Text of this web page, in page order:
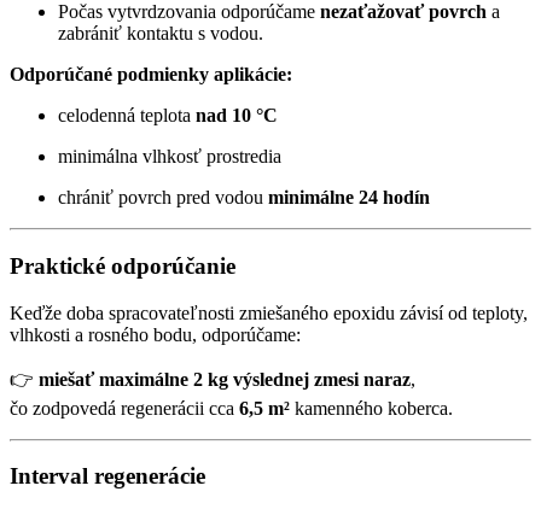
Počas vytvrdzovania odporúčame nezaťažovať povrch a
zabrániť kontaktu s vodou.
Odporúčané podmienky aplikácie:
celodenná teplota nad 10 °C
minimálna vlhkosť prostredia
chrániť povrch pred vodou minimálne 24 hodín
Praktické odporúčanie
Keďže doba spracovateľnosti zmiešaného epoxidu závisí od teploty,
vlhkosti a rosného bodu, odporúčame:
👉 miešať maximálne 2 kg výslednej zmesi naraz,
čo zodpovedá regenerácii cca 6,5 m² kamenného koberca.
Interval regenerácie